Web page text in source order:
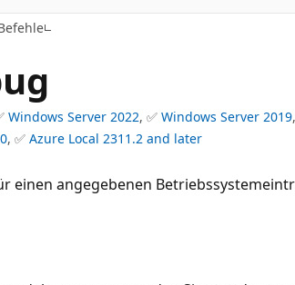
Windows Server 2022, ✅ Windows Server 2019
, ✅ Azure Local 2311.2 and later
einen angegebenen